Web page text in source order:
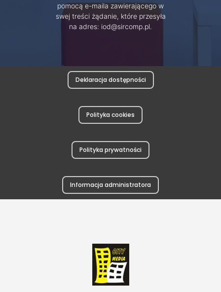
pomocą e-maila zawierającego w
swej treści żądanie, które przesyła
na adres: iod@sircomp.pl.
Deklaracja dostępności
Polityka cookies
Polityka prywatności
Informacja administratora